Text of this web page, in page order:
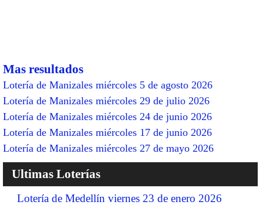
Mas resultados
Lotería de Manizales miércoles 5 de agosto 2026
Lotería de Manizales miércoles 29 de julio 2026
Lotería de Manizales miércoles 24 de junio 2026
Lotería de Manizales miércoles 17 de junio 2026
Lotería de Manizales miércoles 27 de mayo 2026
Ultimas Loterías
Lotería de Medellín viernes 23 de enero 2026